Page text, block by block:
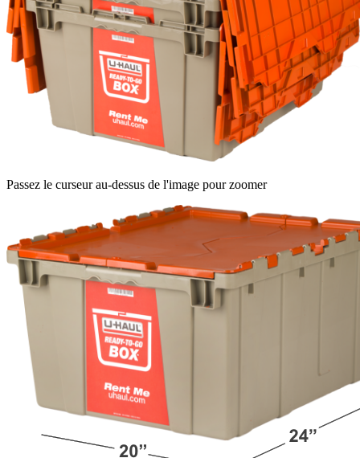
Passez le curseur au-dessus de l'image pour zoomer